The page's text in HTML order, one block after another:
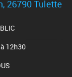
26790 Tulette
12h30